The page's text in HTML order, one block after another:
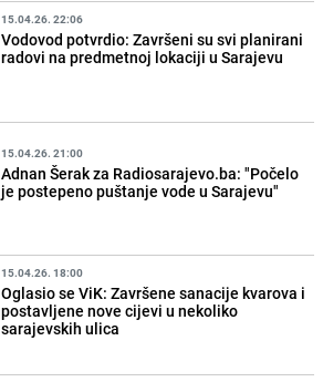
15.04.26. 22:06
Vodovod potvrdio: Završeni su svi planirani
radovi na predmetnoj lokaciji u Sarajevu
15.04.26. 21:00
Adnan Šerak za Radiosarajevo.ba: "Počelo
je postepeno puštanje vode u Sarajevu"
15.04.26. 18:00
Oglasio se ViK: Završene sanacije kvarova i
postavljene nove cijevi u nekoliko
sarajevskih ulica